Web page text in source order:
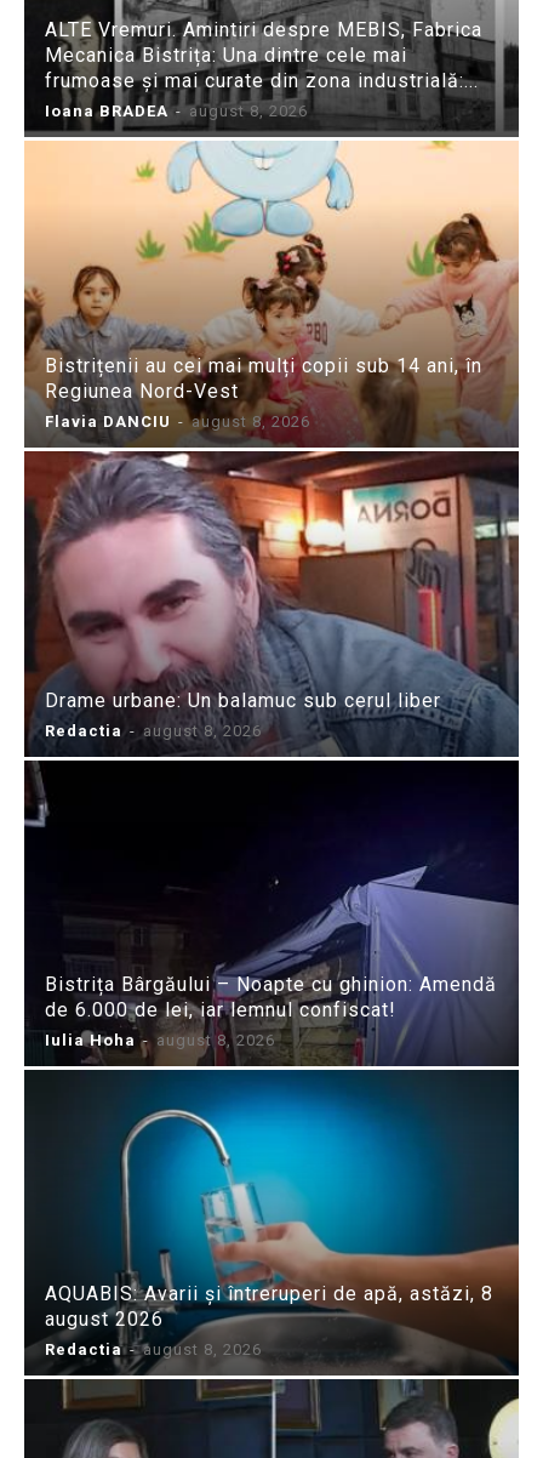
ALTE Vremuri. Amintiri despre MEBIS, Fabrica
Mecanica Bistrița: Una dintre cele mai
frumoase și mai curate din zona industrială:...
Ioana BRADEA - august 8, 2026
Bistrițenii au cei mai mulți copii sub 14 ani, în
Regiunea Nord-Vest
Flavia DANCIU - august 8, 2026
Drame urbane: Un balamuc sub cerul liber
Redactia - august 8, 2026
Bistrița Bârgăului – Noapte cu ghinion: Amendă
de 6.000 de lei, iar lemnul confiscat!
Iulia Hoha - august 8, 2026
AQUABIS: Avarii și întreruperi de apă, astăzi, 8
august 2026
Redactia - august 8, 2026